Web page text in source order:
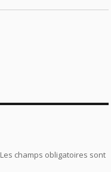
Les champs obligatoires sont